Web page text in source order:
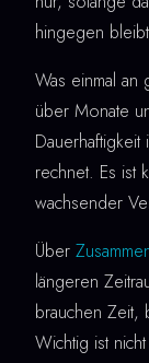
hingegen
Was einmal an
über Monate
rechnet. Es ist
wachsender
Über
längeren
brauchen Zeit,
Wichtig ist